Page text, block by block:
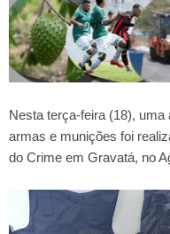
Nesta terça-feira (18),
armas e munições foi
do Crime em Gravatá, no